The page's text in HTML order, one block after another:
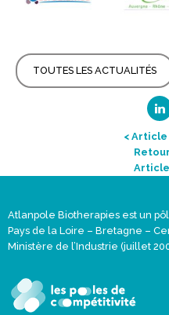
TOUTES LES ACTUALITÉS
<
Article
Atlanpole Biotherapies est un
Pays de la Loire – Bretagne –
Ministère de l’Industrie (juillet